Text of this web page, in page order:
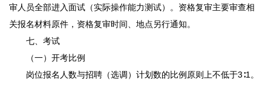
审人员全部进入面试（实际操作能力测试）。资格复审主要审查相
关报名材料原件，资格复审时间、地点另行通知。
七、考试
（一）开考比例
岗位报名人数与招聘（选调）计划数的比例原则上不低于3∶1。